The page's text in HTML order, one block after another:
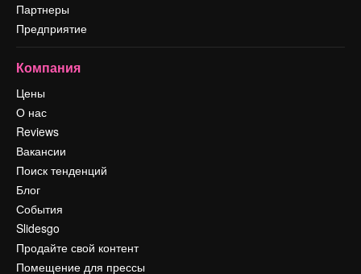
Партнеры
Предприятие
Компания
Цены
О нас
Reviews
Вакансии
Поиск тенденций
Блог
События
Slidesgo
Продайте свой контент
Помещение для прессы